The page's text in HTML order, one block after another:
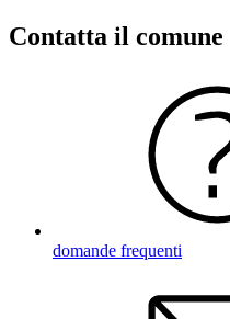
Contatta il comune
domande frequenti